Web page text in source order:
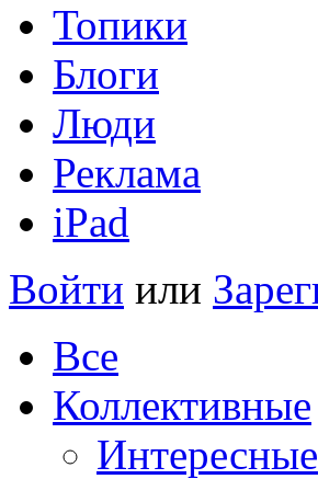
Топики
Блоги
Люди
Реклама
iPad
Войти или
Все
Коллективные
Интересные